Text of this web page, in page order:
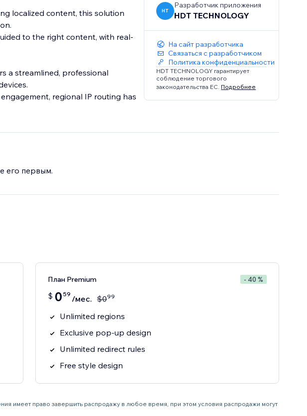
localized content, this solution
to the right content, with real-
a streamlined, professional
regional IP routing has
HT
Разработчик приложения
HDT TECHNOLOGY
На сайт разработчика
Связаться с разработчиком
Политика конфиденциальности
HDT TECHNOLOGY гарантирует
соблюдение торгового
законодательства ЕС. Подробнее
его первым.
План Premium - 40 %
$ 0 59 /мес. $099
Unlimited regions
Exclusive pop-up design
Unlimited redirect rules
Free style design
имеет право завершить распродажу в любое время, при этом условия распродажи могут